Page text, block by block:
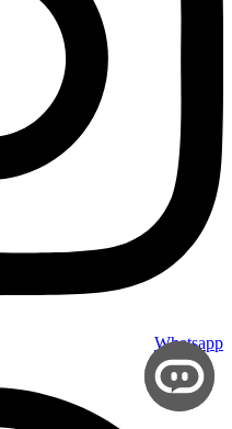
Whatsapp